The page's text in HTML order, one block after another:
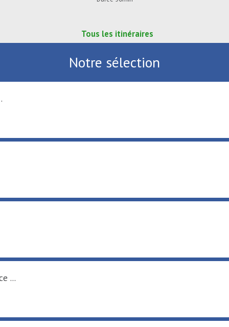
Tous les itinéraires
Notre sélection
...